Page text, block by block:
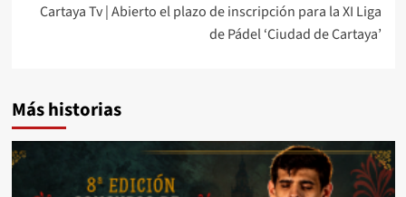
Cartaya Tv | Abierto el plazo de inscripción para la XI Liga
de Pádel ‘Ciudad de Cartaya’
Más historias